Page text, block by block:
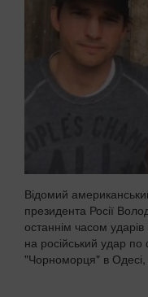
Відомий
президента Росії
останнім часом ударів
на російський удар
"Чорноморця" в Одесі,